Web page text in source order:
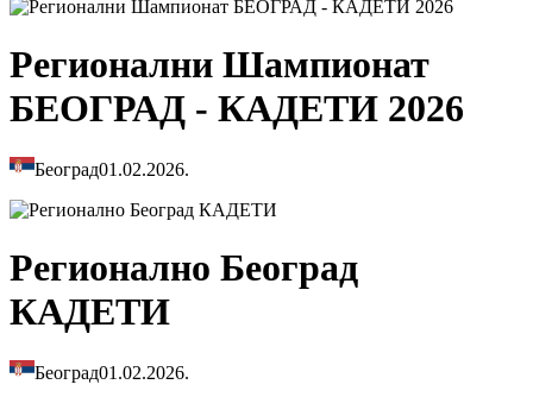
Регионални Шампионат
БЕОГРАД - КАДЕТИ 2026
Београд01.02.2026.
Регионално Београд
КАДЕТИ
Београд01.02.2026.